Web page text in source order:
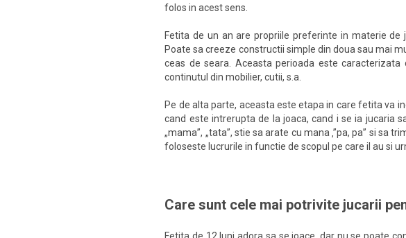
folos in acest sens.
Fetita de un an are propriile preferinte in materie de
Poate sa creeze constructii simple din doua sau mai
ceas de seara. Aceasta perioada este
continutul din mobilier, cutii, s.a.
Pe de alta parte, aceasta este etapa in care fetita va
cand este intrerupta de la joaca, cand i se ia jucaria
„mama”, „tata”, stie sa arate cu mana ‚’’pa, pa’’ si
foloseste lucrurile in functie de scopul pe care il au si
Care sunt cele mai potrivite jucarii